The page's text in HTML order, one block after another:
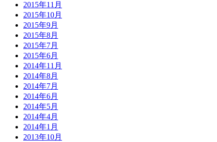
2015年11月
2015年10月
2015年9月
2015年8月
2015年7月
2015年6月
2014年11月
2014年8月
2014年7月
2014年6月
2014年5月
2014年4月
2014年1月
2013年10月